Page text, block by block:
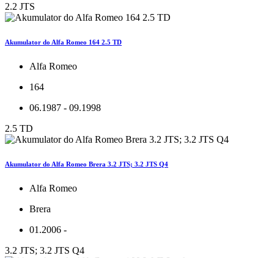
2.2 JTS
Akumulator do Alfa Romeo 164 2.5 TD
Alfa Romeo
164
06.1987 - 09.1998
2.5 TD
Akumulator do Alfa Romeo Brera 3.2 JTS; 3.2 JTS Q4
Alfa Romeo
Brera
01.2006 -
3.2 JTS; 3.2 JTS Q4